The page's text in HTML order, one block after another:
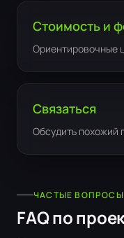
Стоимость и
Ориентировочные
Связаться
Обсудить похожий
ЧАСТЫЕ ВОПРОСЫ
FAQ по